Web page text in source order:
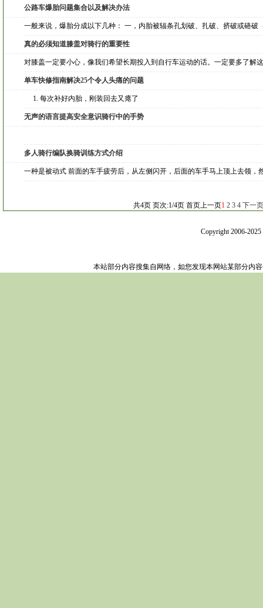
公路车爆胎问题集合以及解决办法
一般来说，爆胎分成以下几种： 一，内胎被辐条孔划破、扎破、挤破或硌破
真的必须知道膝盖对骑行的重要性
对膝盖一定要小心，像我们希望长期投入到自行车运动的话。一定要多了解
单车快修指南解决25个令人头痛的问题
1. 每次补好内胎，刚装回去又瘪了
无声的语言提高安全意识骑行中的手势
多人骑行编队换骑训练方式介绍
一种是被动式 前面的车手疲劳后，从左侧闪开，后面的车手马上顶上去领，
共4页 页次:1/4页 首页上一页1 2 3 4 下一页
Copyright 2006-
本站部分内容搜集自网络，如您发现本网站某部分内